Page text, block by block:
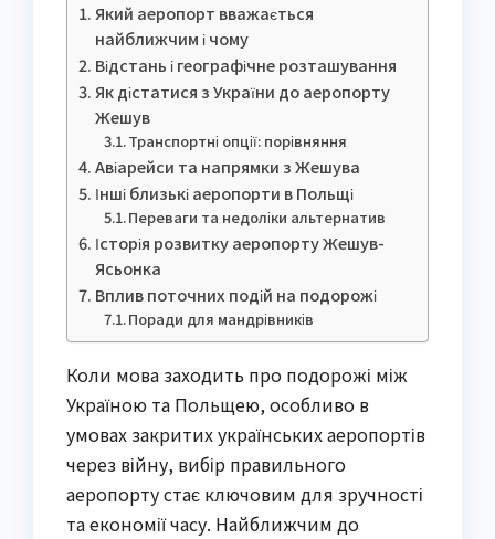
Який аеропорт вважається
найближчим і чому
Відстань і географічне розташування
Як дістатися з України до аеропорту
Жешув
Транспортні опції: порівняння
Авіарейси та напрямки з Жешува
Інші близькі аеропорти в Польщі
Переваги та недоліки альтернатив
Історія розвитку аеропорту Жешув-
Ясьонка
Вплив поточних подій на подорожі
Поради для мандрівників
Коли мова заходить про подорожі між
Україною та Польщею, особливо в
умовах закритих українських аеропортів
через війну, вибір правильного
аеропорту стає ключовим для зручності
та економії часу. Найближчим до